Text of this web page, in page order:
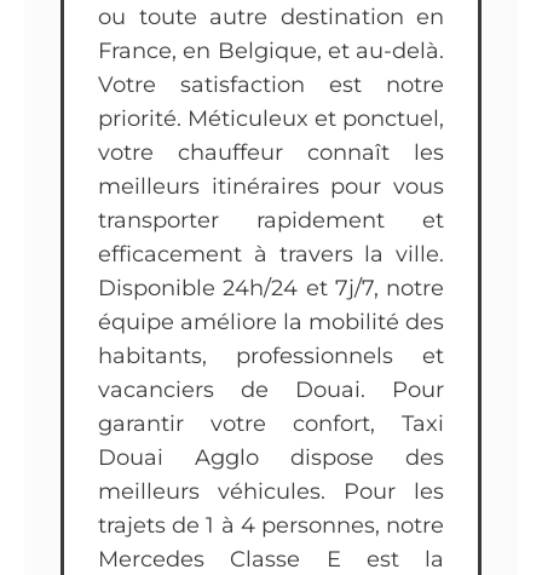
ou toute autre destination en
France, en Belgique, et au-delà.
Votre satisfaction est notre
priorité. Méticuleux et ponctuel,
votre chauffeur connaît les
meilleurs itinéraires pour vous
transporter rapidement et
efficacement à travers la ville.
Disponible 24h/24 et 7j/7, notre
équipe améliore la mobilité des
habitants, professionnels et
vacanciers de Douai. Pour
garantir votre confort, Taxi
Douai Agglo dispose des
meilleurs véhicules. Pour les
trajets de 1 à 4 personnes, notre
Mercedes Classe E est la